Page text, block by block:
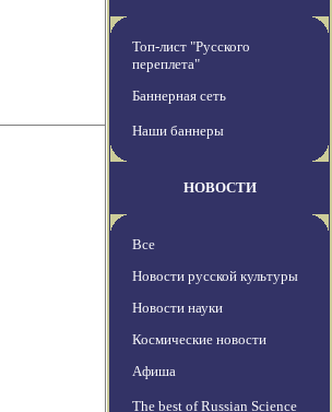
Топ-лист "Русского
переплета"
Баннерная сеть
Наши баннеры
НОВОСТИ
Все
Новости русской культуры
Новости науки
Космические новости
Афиша
The best of Russian Science